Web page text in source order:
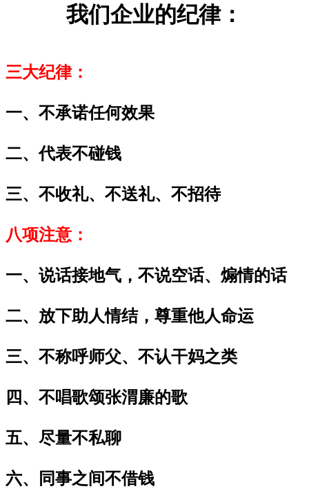
我们企业的纪律：
三大纪律：
一、不承诺任何效果
二、代表不碰钱
三、不收礼、不送礼、不招待
八项注意：
一、说话接地气，不说空话、煽情的话
二、放下助人情结，尊重他人命运
三、不称呼师父、不认干妈之类
四、不唱歌颂张渭廉的歌
五、尽量不私聊
六、同事之间不借钱